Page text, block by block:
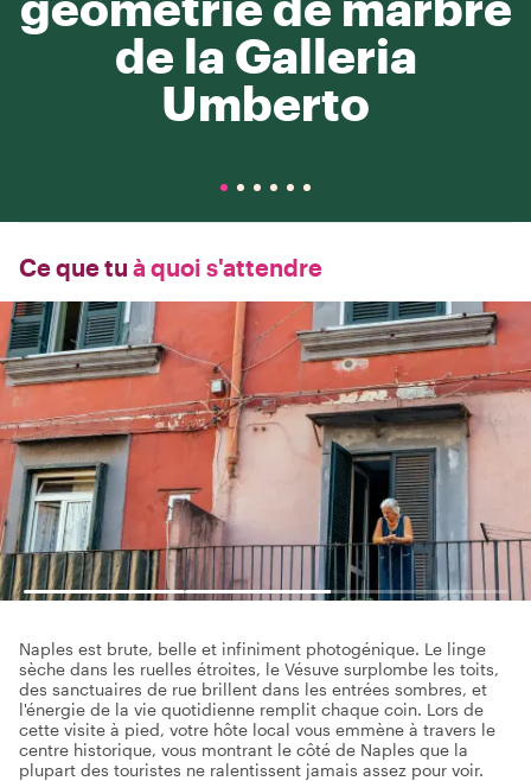
de la Galleria
Umberto
Ce que tu à quoi s'attendre
Naples est brute, belle et infiniment photogénique. Le linge
sèche dans les ruelles étroites, le Vésuve surplombe les toits,
des sanctuaires de rue brillent dans les entrées sombres, et
l'énergie de la vie quotidienne remplit chaque coin. Lors de
cette visite à pied, votre hôte local vous emmène à travers le
centre historique, vous montrant le côté de Naples que la
plupart des touristes ne ralentissent jamais assez pour voir.